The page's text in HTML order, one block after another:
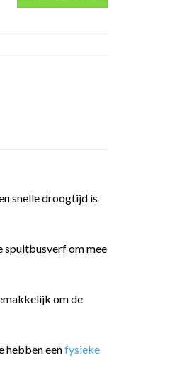
snelle droogtijd is
spuitbusverf om mee
om de
hebben eenfysieke